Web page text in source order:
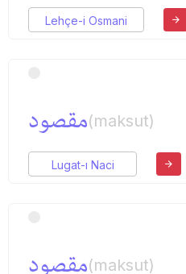
Lehçe-i Osmani
مقصود(maksut)
Lugat-ı Naci
مقصود(maksut)